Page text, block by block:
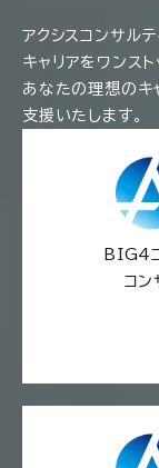
アクシスコンサル
キャリアをワンス
あなたの理想のキ
支援いたします。
BIG4
コン